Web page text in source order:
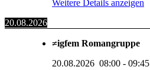
Weitere Details anzeigen
20.08.2026
≠igfem Romangruppe
20.08.2026 08:00 - 09:45